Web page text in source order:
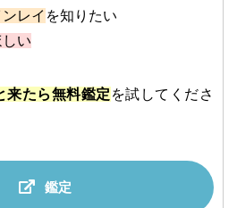
レイ を知りたい
い
来たら無料鑑定 を試してくださ
鑑定